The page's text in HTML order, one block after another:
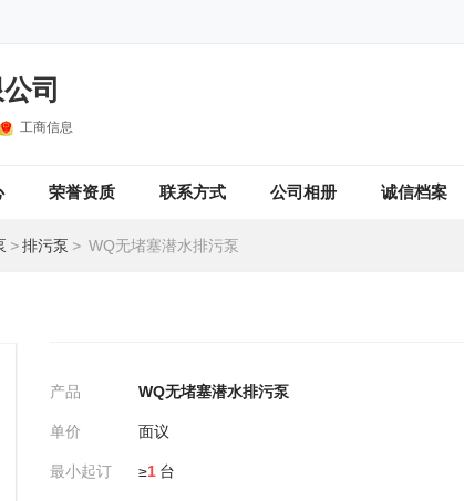
司
工商信息
荣誉资质 联系方式 公司相册 诚信档案
>排污泵 > WQ无堵塞潜水排污泵
产品 WQ无堵塞潜水排污泵
单价 面议
最小起订 ≥1 台